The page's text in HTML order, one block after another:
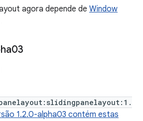
agora depende de Window
1.2.0-alpha03 contém estas